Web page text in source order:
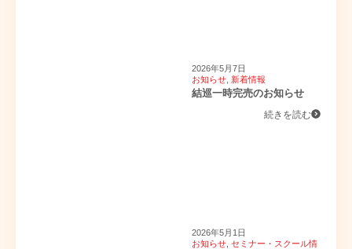
2026年5月7日
お知らせ 新着情報
結巡一時完売のお知らせ
続きを読む
2026年5月1日
お知らせ セミナー・スクール情